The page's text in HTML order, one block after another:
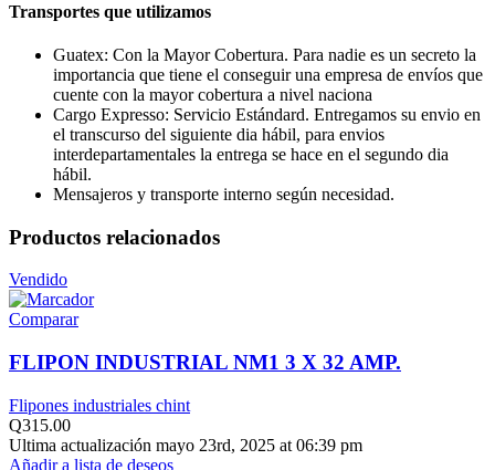
Transportes que utilizamos
Guatex: Con la Mayor Cobertura. Para nadie es un secreto la
importancia que tiene el conseguir una empresa de envíos que
cuente con la mayor cobertura a nivel naciona
Cargo Expresso: Servicio Estándard. Entregamos su envio en
el transcurso del siguiente dia hábil, para envios
interdepartamentales la entrega se hace en el segundo dia
hábil.
Mensajeros y transporte interno según necesidad.
Productos relacionados
Vendido
Comparar
FLIPON INDUSTRIAL NM1 3 X 32 AMP.
Flipones industriales chint
Q315.00
Ultima actualización mayo 23rd, 2025 at 06:39 pm
Añadir a lista de deseos